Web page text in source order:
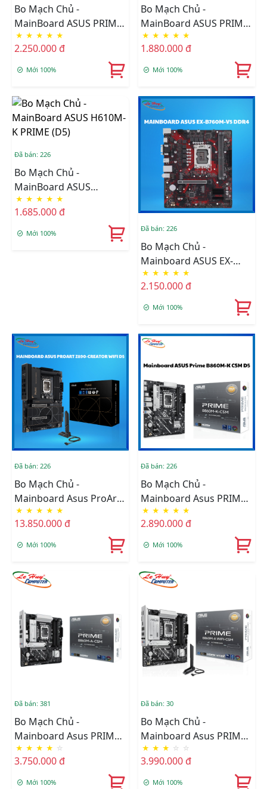
Bo Mạch Chủ -
MainBoard ASUS PRIME
H810M-K DDR5
★ ★ ★ ★ ★
2.250.000 đ
Mới 100%
Bo Mạch Chủ -
MainBoard ASUS PRIME
H610M-F WIFI D4
★ ★ ★ ★ ★
1.880.000 đ
Mới 100%
Đã bán: 226
Bo Mạch Chủ -
MainBoard ASUS
H610M-K PRIME (D5)
★ ★ ★ ★ ★
1.685.000 đ
Mới 100%
Đã bán: 226
Bo Mạch Chủ -
Mainboard ASUS EX-
B760M-V5 DDR4
★ ★ ★ ★ ★
2.150.000 đ
Mới 100%
Đã bán: 226
Bo Mạch Chủ -
Mainboard Asus ProArt
Z890-CREATOR WIFI
DDR5 (Thunderbolt
5+Bluetooth)
★ ★ ★ ★ ★
13.850.000 đ
Mới 100%
Đã bán: 226
Bo Mạch Chủ -
Mainboard Asus PRIME
B860M-K-CSM DDR5
★ ★ ★ ★ ★
2.890.000 đ
Mới 100%
Đã bán: 381
Bo Mạch Chủ -
Mainboard Asus PRIME
B860M-A-CSM
★ ★ ★ ★ ☆
3.750.000 đ
Mới 100%
Đã bán: 30
Bo Mạch Chủ -
Mainboard Asus PRIME
B860M-A WIFI-CSM
★ ★ ★ ☆ ☆
3.990.000 đ
Mới 100%